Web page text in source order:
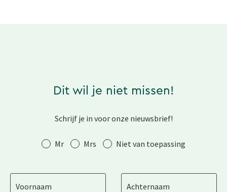
Dit wil je niet missen!
Schrijf je in voor onze nieuwsbrief!
Aanhef Mr Mrs Niet van toepassing
Voornaam Achternaam